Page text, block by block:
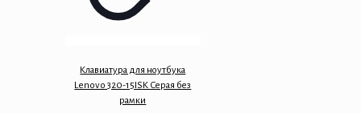
Клавиатура для ноутбука
Lenovo 320-15ISK Серая без
рамки